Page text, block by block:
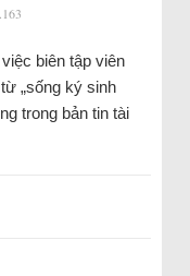
biên tập viên
„sống ký sinh
trong bản tin tài